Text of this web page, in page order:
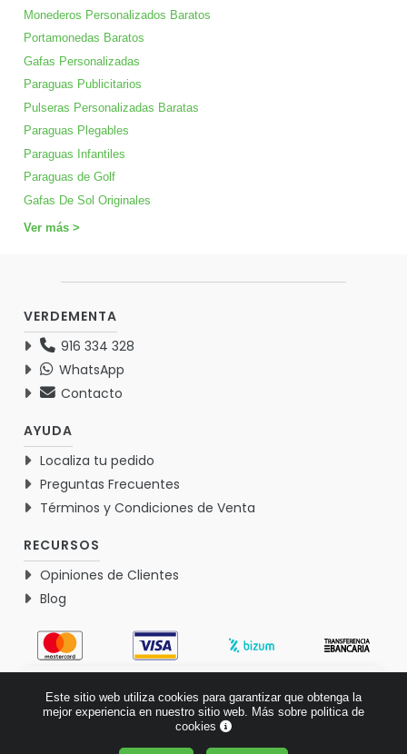
Monederos Personalizados Baratos
Portamonedas Baratos
Gafas Personalizadas
Paraguas Publicitarios
Pulseras Personalizadas Baratas
Paraguas Plegables
Paraguas Infantiles
Paraguas de Golf
Gafas De Sol Originales
Ver más >
VERDEMENTA
916 334 328
WhatsApp
Contacto
AYUDA
Localiza tu pedido
Preguntas Frecuentes
Términos y Condiciones de Venta
RECURSOS
Opiniones de Clientes
Blog
Basado en 1767 opiniones >
Este sitio web utiliza cookies para garantizar que obtenga la
mejor experiencia en nuestro sitio web. Más sobre politica de
cookies